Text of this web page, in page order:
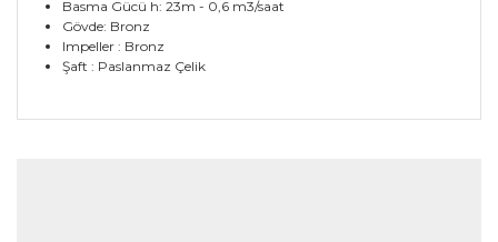
Basma Gücü h: 23m - 0,6 m3/saat
Gövde: Bronz
Impeller : Bronz
Şaft : Paslanmaz Çelik
Bu ürünün fiyat bilgisi, resim, ürün açıklamalarında ve